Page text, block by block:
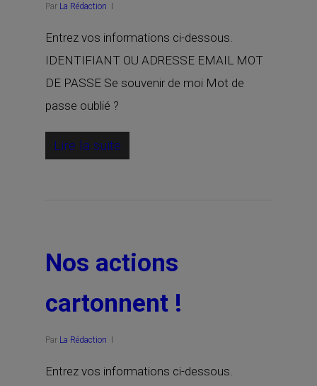
Par La Rédaction
Entrez vos informations ci-dessous.
IDENTIFIANT OU ADRESSE EMAIL MOT
DE PASSE Se souvenir de moi Mot de
passe oublié ?
Lire la suite
Nos actions
cartonnent !
Par La Rédaction
Entrez vos informations ci-dessous.